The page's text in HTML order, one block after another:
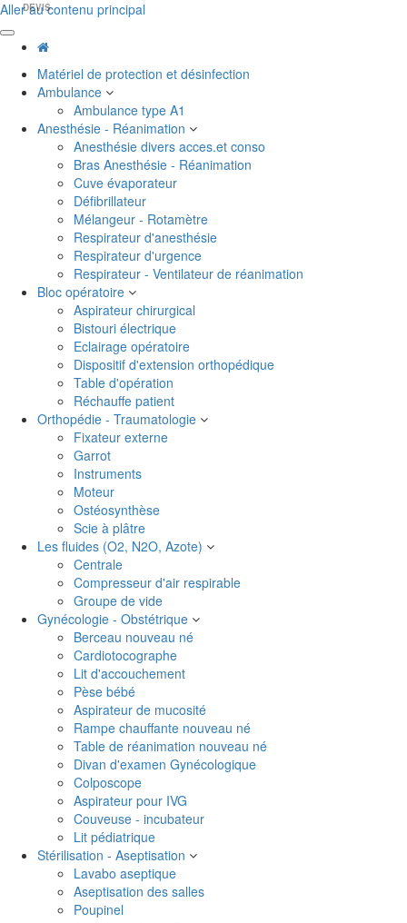
Aller au contenu principal
Matériel de protection et désinfection
Ambulance
Ambulance type A1
Anesthésie - Réanimation
Anesthésie divers acces.et conso
Bras Anesthésie - Réanimation
Cuve évaporateur
Défibrillateur
Mélangeur - Rotamètre
Respirateur d'anesthésie
Respirateur d'urgence
Respirateur - Ventilateur de réanimation
Bloc opératoire
Aspirateur chirurgical
Bistouri électrique
Eclairage opératoire
Dispositif d'extension orthopédique
Table d'opération
Réchauffe patient
Orthopédie - Traumatologie
Fixateur externe
Garrot
Instruments
Moteur
Ostéosynthèse
Scie à plâtre
Les fluides (O2, N2O, Azote)
Centrale
Compresseur d'air respirable
Groupe de vide
Gynécologie - Obstétrique
Berceau nouveau né
Cardiotocographe
Lit d'accouchement
Pèse bébé
Aspirateur de mucosité
Rampe chauffante nouveau né
Table de réanimation nouveau né
Divan d'examen Gynécologique
Colposcope
Aspirateur pour IVG
Couveuse - incubateur
Lit pédiatrique
Stérilisation - Aseptisation
Lavabo aseptique
Aseptisation des salles
Poupinel
DEVIS